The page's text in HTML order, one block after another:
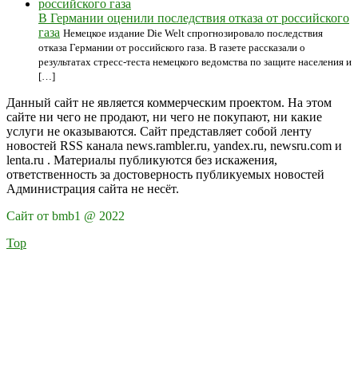
В Германии оценили последствия отказа от российского
газа Немецкое издание Die Welt спрогнозировало последствия
отказа Германии от российского газа. В газете рассказали о
результатах стресс-теста немецкого ведомства по защите населения и
[…]
Данный сайт не является коммерческим проектом. На этом
сайте ни чего не продают, ни чего не покупают, ни какие
услуги не оказываются. Сайт представляет собой ленту
новостей RSS канала news.rambler.ru, yandex.ru, newsru.com и
lenta.ru . Материалы публикуются без искажения,
ответственность за достоверность публикуемых новостей
Администрация сайта не несёт.
Сайт от bmb1 @ 2022
Top